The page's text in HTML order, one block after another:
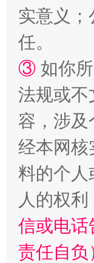
“蜀中异人
实意义
任。
③ 如你
法规或不
容，涉
经本网核
料的个人
人的权
信或电话
责任自负